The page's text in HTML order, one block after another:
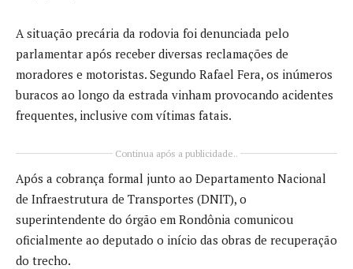
A situação precária da rodovia foi denunciada pelo
parlamentar após receber diversas reclamações de
moradores e motoristas. Segundo Rafael Fera, os inúmeros
buracos ao longo da estrada vinham provocando acidentes
frequentes, inclusive com vítimas fatais.
Continua após a publicidade..
Após a cobrança formal junto ao Departamento Nacional
de Infraestrutura de Transportes (DNIT), o
superintendente do órgão em Rondônia comunicou
oficialmente ao deputado o início das obras de recuperação
do trecho.